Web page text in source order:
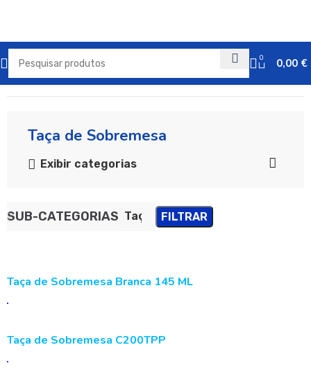
0 0,00 €
Início Embalagens de Plástico
Taça de Sobremesa
Exibir categorias
SUB-CATEGORIAS Taça de Sobremesa
FILTRAR
Taça de Sobremesa Branca 145 ML
Taça de Sobremesa C200TPP